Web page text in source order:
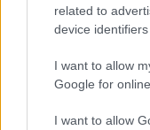
related to
device identifiers
I want to allow
Google for
I want to allow
Címkék:#csehország